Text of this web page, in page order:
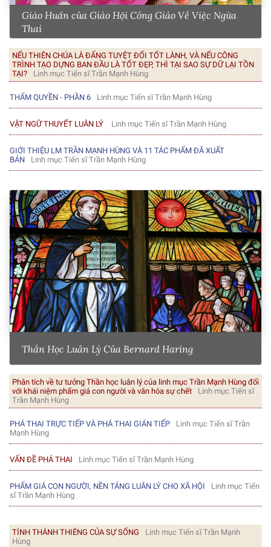
Giáo Huấn của Giáo Hội Công Giáo Về Việc Ngừa
Thai
NẾU THIÊN CHÚA LÀ ĐẤNG TUYỆT ĐỐI TỐT LÀNH, VÀ NẾU CÔNG
TRÌNH TẠO DỰNG BAN ĐẦU LÀ TỐT ĐẸP, THÌ TẠI SAO SỰ DỮ LẠI TỒN
TẠI?
Linh mục Tiến sĩ Trần Mạnh Hùng
THẨM QUYỀN - PHẦN 6 Linh mục Tiến sĩ Trần Mạnh Hùng
VẬT NGỮ THUYẾT LUÂN LÝ Linh mục Tiến sĩ Trần Mạnh Hùng
GIỚI THIỆU LM TRẦN MẠNH HÙNG VÀ 11 TÁC PHẨM ĐÃ XUẤT
BẢN
Linh mục Tiến sĩ Trần Mạnh Hùng
Thần Học Luân Lý Của Bernard Haring
Phân tích về tư tưởng Thần học luân lý của linh mục Trần Mạnh Hùng đối
với khái niệm phẩm giá con người và văn hóa sự chết
Linh mục Tiến sĩ
Trần Mạnh Hùng
PHÁ THAI TRỰC TIẾP VÀ PHÁ THAI GIÁN TIẾP
Linh mục Tiến sĩ Trần
Mạnh Hùng
VẤN ĐỀ PHÁ THAI Linh mục Tiến sĩ Trần Mạnh Hùng
PHẨM GIÁ CON NGƯỜI, NỀN TẢNG LUÂN LÝ CHO XÃ HỘI
Linh mục Tiến
sĩ Trần Mạnh Hùng
TÍNH THÁNH THIÊNG CỦA SỰ SỐNG
Linh mục Tiến sĩ Trần Mạnh
Hùng